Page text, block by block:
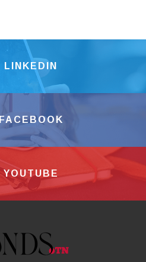
LINKEDIN
FACEBOOK
YOUTUBE